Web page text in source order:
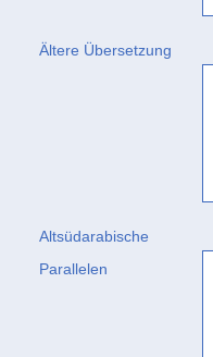
Ältere Übersetzung
Altsüdarabische
Parallelen